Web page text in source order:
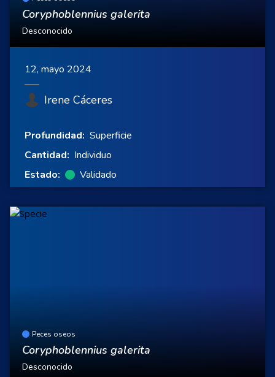
Coryphoblennius galerita
Desconocido
12, mayo 2024
Irene Cáceres
Profundidad: Superficie
Cantidad: Individuo
Estado:
Validado
Peces oseos
Coryphoblennius galerita
Desconocido